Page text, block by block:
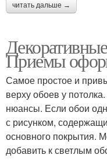
читать дальше →
Приемы
Самое простое и
верху обоев у
нюансы. Если обои
с рисунком,
основного покрытия.
добавить к светлым